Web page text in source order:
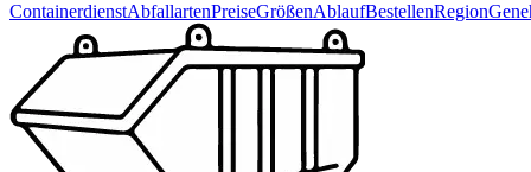
ContainerdienstAbfallartenPreiseGrößenAblaufBestellenRegion